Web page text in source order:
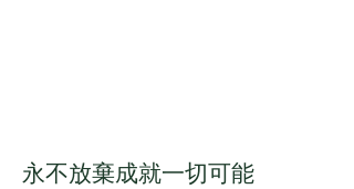
永不放棄成就一切可能